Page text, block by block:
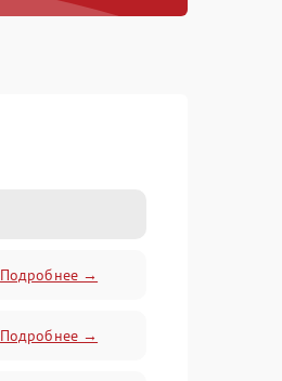
Подробнее →
Подробнее →